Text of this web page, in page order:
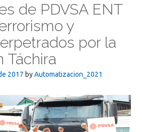
de PDVSA ENT
y
por la
Táchira
2017 byAutomatizacion_2021